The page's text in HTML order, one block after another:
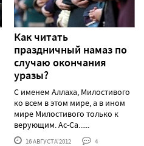
Как читать
праздничный намаз по
случаю окончания
уразы?
С именем Аллаха, Милостивого
ко всем в этом мире, а в ином
мире Милостивого только к
верующим. Ас-Са......
16 АВГУСТА'2012 4